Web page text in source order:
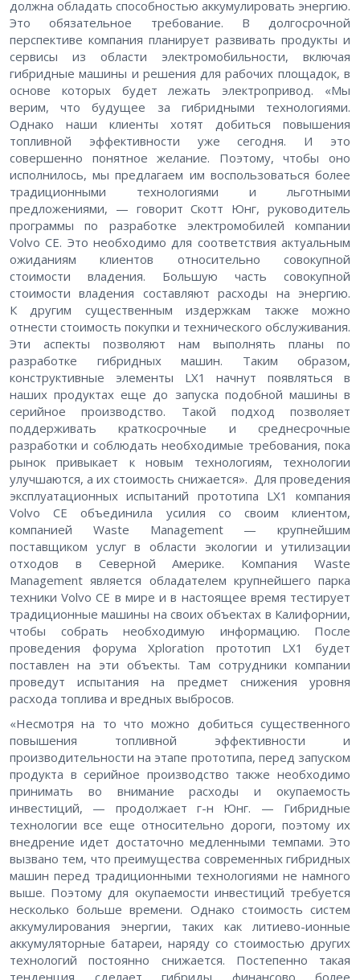
должна обладать способностью аккумулировать энергию.
Это обязательное требование. В долгосрочной
перспективе компания планирует развивать продукты и
сервисы из области электромобильности, включая
гибридные машины и решения для рабочих площадок, в
основе которых будет лежать электропривод. «Мы
верим, что будущее за гибридными технологиями.
Однако наши клиенты хотят добиться повышения
топливной эффективности уже сегодня. И это
совершенно понятное желание. Поэтому, чтобы оно
исполнилось, мы предлагаем им воспользоваться более
традиционными технологиями и льготными
предложениями, — говорит Скотт Юнг, руководитель
программы по разработке электромобилей компании
Volvo CE. Это необходимо для соответствия актуальным
ожиданиям клиентов относительно совокупной
стоимости владения. Большую часть совокупной
стоимости владения составляют расходы на энергию.
К другим существенным издержкам также можно
отнести стоимость покупки и технического обслуживания.
Эти аспекты позволяют нам выполнять планы по
разработке гибридных машин. Таким образом,
конструктивные элементы LX1 начнут появляться в
наших продуктах еще до запуска подобной машины в
серийное производство. Такой подход позволяет
поддерживать краткосрочные и среднесрочные
разработки и соблюдать необходимые требования, пока
рынок привыкает к новым технологиям, технологии
улучшаются, а их стоимость снижается». Для проведения
эксплуатационных испытаний прототипа LX1 компания
Volvo CE объединила усилия со своим клиентом,
компанией Waste Management — крупнейшим
поставщиком услуг в области экологии и утилизации
отходов в Северной Америке. Компания Waste
Management является обладателем крупнейшего парка
техники Volvo CE в мире и в настоящее время тестирует
традиционные машины на своих объектах в Калифорнии,
чтобы собрать необходимую информацию. После
проведения форума Xploration прототип LX1 будет
поставлен на эти объекты. Там сотрудники компании
проведут испытания на предмет снижения уровня
расхода топлива и вредных выбросов.
«Несмотря на то что можно добиться существенного
повышения топливной эффективности и
производительности на этапе прототипа, перед запуском
продукта в серийное производство также необходимо
принимать во внимание расходы и окупаемость
инвестиций, — продолжает г-н Юнг. — Гибридные
технологии все еще относительно дороги, поэтому их
внедрение идет достаточно медленными темпами. Это
вызвано тем, что преимущества современных гибридных
машин перед традиционными технологиями не намного
выше. Поэтому для окупаемости инвестиций требуется
несколько больше времени. Однако стоимость систем
аккумулирования энергии, таких как литиево-ионные
аккумуляторные батареи, наряду со стоимостью других
технологий постоянно снижается. Постепенно такая
тенденция сделает гибриды финансово более